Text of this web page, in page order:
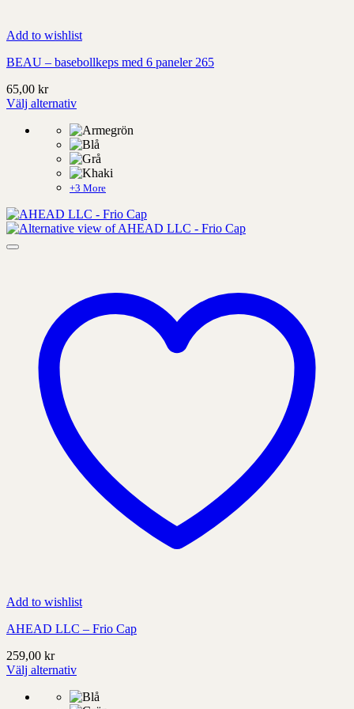
Add to wishlist
BEAU – basebollkeps med 6 paneler 265
65,00 kr
Välj alternativ
produkt
på
produktens
sida
+3 More
Add to wishlist
AHEAD LLC – Frio Cap
259,00 kr
Välj alternativ
produkt